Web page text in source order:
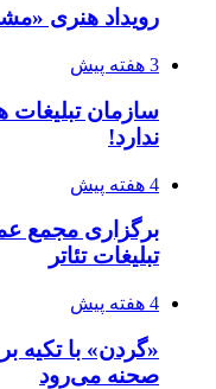
رویداد هنری
3 هفته پیش
سازمان تبلیغات
ندارد!
4 هفته پیش
برگزاری مجمع
تبلیغات تئاتر
4 هفته پیش
«گردن» با تکیه
صحنه می‌رود